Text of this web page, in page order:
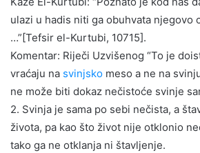
ulazi u hadis niti ga obuhvata njegovo
…”[Tefsir el-Kurtubi, 10715].
Komentar: Riječi Uzvišenog “To je
vraćaju na svinjsko meso a ne na
ne može biti dokaz nečistoće svinje
2. Svinja je sama po sebi nečista, a
života, pa kao što život nije otklonio
tako ga ne otklanja ni štavljenje.